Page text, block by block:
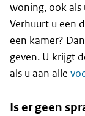
woning, ook
Verhuurt u een
een kamer?
geven. U krijgt
als u aan alle
Is er geen